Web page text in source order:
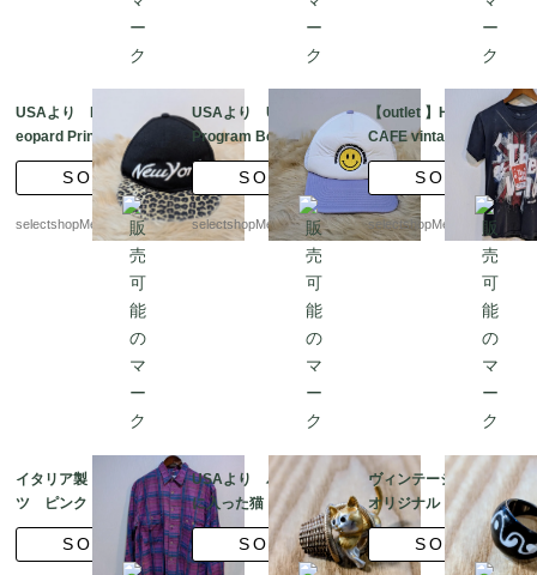
USAより New York L
eopard Print Hat Adju
stable Baseball cap 帽
子 ブラック レオパ
ード アジャスタブル
SOLD
selectshopMerci.
USAより University
Program Board Truck
er Ball Cap The Game
帽子 スマイル ホワ
イト パープル アジ
ャスタブル
SOLD
selectshopMerci.
【outlet 】Hard Rock
CAFE vintage Tシャ
ツ made in HONDUR
AS Sサイズ 紺色 Th
e Who
SOLD
selectshopMerci.
イタリア製 長袖シャ
ツ ピンク ブルーパー
プル ブラック ブラ
ウン タータンチェッ
SOLD
USAより バスケット
に入った猫 ブロー
チ ゴールドトーンの
金属 エナメル ゴール
SOLD
ヴィンテージ 90 年代
オリジナル ブラック ホ
ワイト バブル リング、
LUCITE ステートメン
SOLD